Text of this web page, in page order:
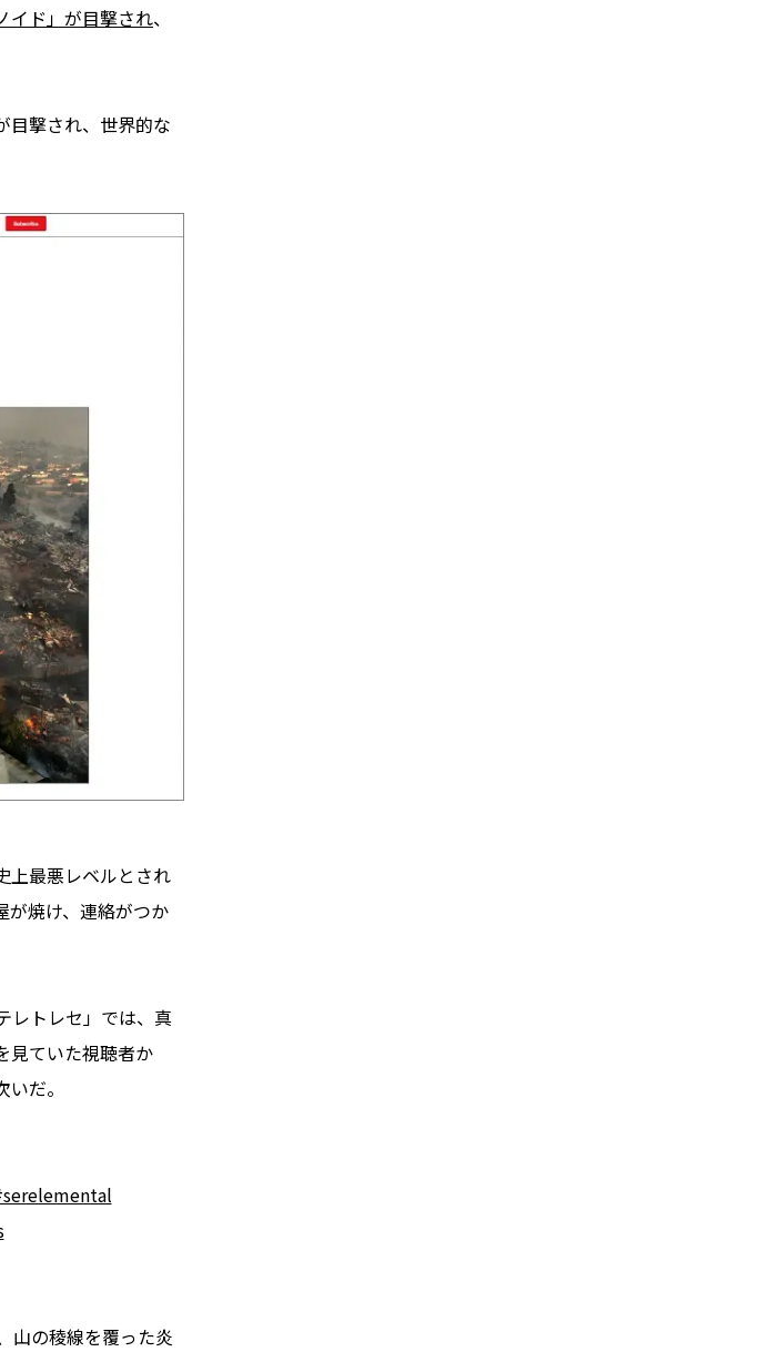
イド」が目撃され、
目撃され、世界的な
上最悪レベルとされ
が焼け、連絡がつか
レトレセ」では、真
見ていた視聴者か
だ。
山の稜線を覆った炎